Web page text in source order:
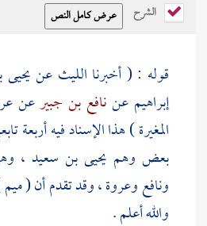
الشرح
قوله : ( أخبرنا الليث عن
إبراهيمعننافع بن جبيرعن
المغيرة) هذا الإسناد فيه أربعة
بعض وهم يحيى بن سعيد ،
ونافعوعروة، وقد تقدم أن (
والله أعلم .